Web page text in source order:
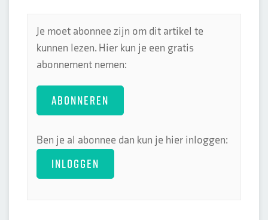
Je moet abonnee zijn om dit artikel te
kunnen lezen. Hier kun je een gratis
abonnement nemen:
ABONNEREN
Ben je al abonnee dan kun je hier inloggen:
INLOGGEN